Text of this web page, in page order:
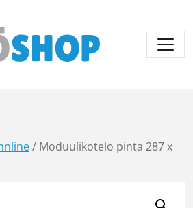
/ Moduulikotelo pinta 287 x